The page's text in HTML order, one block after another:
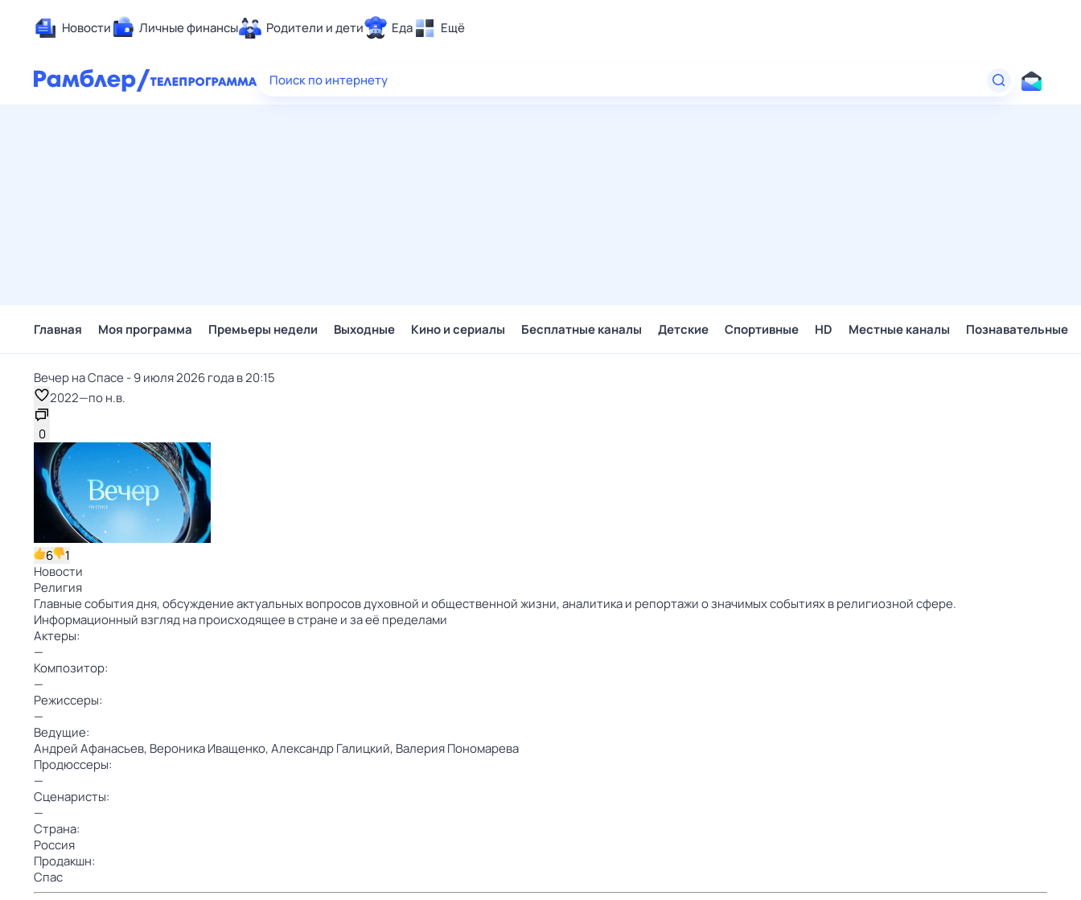
Новости Личные финансы Родители и дети Еда Ещё
Здоровье
Поиск по интернету
Главная Моя программа Премьеры недели Выходные Кино и сериалы Бесплатные каналы Детские Спортивные HD Местные каналы Познавательные
Вечер на Спасе - 9 июля 2026 года в 20:15
2022—по н.в.
0
6
1
Новости
Религия
Главные события дня, обсуждение актуальных вопросов духовной и общественной жизни, аналитика и репортажи о значимых событиях в религиозной сфере.
Информационный взгляд на происходящее в стране и за её пределами
Актеры:
—
Композитор:
—
Режиссеры:
—
Ведущие:
Андрей Афанасьев, Вероника Иващенко,Александр Галицкий, Валерия Пономарева
Продюссеры:
—
Сценаристы:
—
Страна:
Россия
Продакшн:
Спас